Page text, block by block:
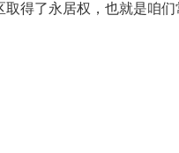
得了永居权，也就是咱